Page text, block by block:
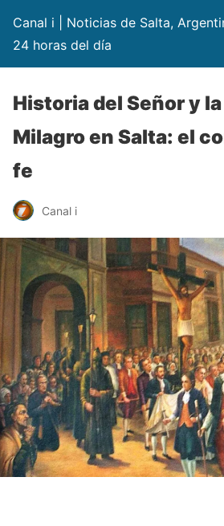
Canal i | Noticias de Salta,
24 horas del día
Historia del Señor y
Milagro en Salta: el
fe
Canal i